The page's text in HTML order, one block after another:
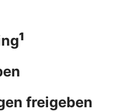
1
freigeben